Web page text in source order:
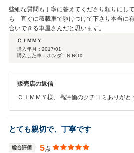
些細な質問も丁寧に答えてくださり頼りにし
も 直ぐに積載車で駆けつけて下さり本当に
合いできる車屋さんだと思います。
ＣＩＭＭＹ
購入年月： 2017/01
購入した車：ホンダ N-BOX
販売店の返信
ＣＩＭＭＹ様、高評価のクチコミありが
とても親切で、丁寧です
総合評価 5点